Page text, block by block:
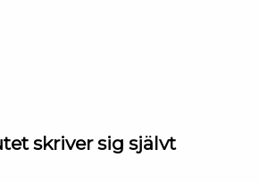
skriver sig självt